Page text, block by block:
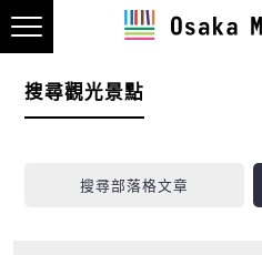
搜尋觀光景點
搜尋部落格文章